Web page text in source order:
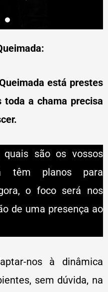
está prestes
toda a chama precisa
são os vossos
têm planos para
o foco será nos
de uma presença ao
nos à dinâmica
sem dúvida, na